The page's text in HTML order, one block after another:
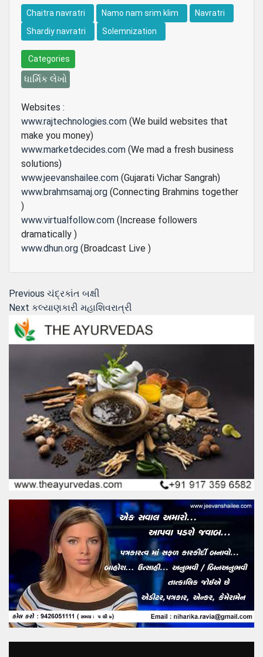
Chaitra navratri Namo nam srim klim
Navratri
Shardiy navratri
Solemnization
Categories
ધાર્મિક લેખો
Websites :
www.rajtechnologies.com (We build websites that
make you money)
www.marketdecides.com (We mad a fresh business
solutions)
www.jeevanshailee.com (Gujarati Vichar Sangrah)
www.brahmsamaj.org (Connecting Brahmins together
)
www.virtualfollow.com (Increase followers
dramatically )
www.dhun.org (Broadcast Live )
Post
navigation
Previous Previous
post:
ચંદ્રકાંત બક્ષી
Next Next
કલ્યાણકારી મહાશિવરાત્રી